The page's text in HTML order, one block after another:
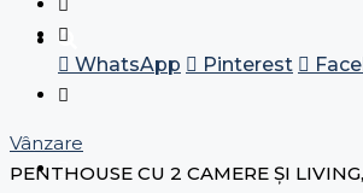
WhatsApp Pinterest
Vânzare
PENTHOUSE CU 2 CAMERE ȘI